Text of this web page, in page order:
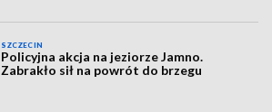
SZCZECIN
Policyjna akcja na jeziorze Jamno.
Zabrakło sił na powrót do brzegu